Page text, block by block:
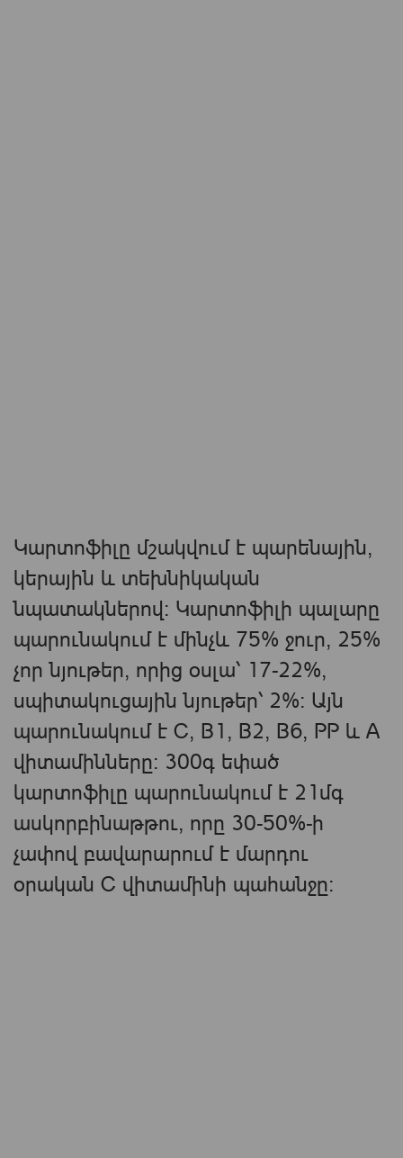
Կարտոֆիլը մշակվում է պարենային,
կերային և տեխնիկական
նպատակներով։ Կարտոֆիլի պալարը
պարունակում է մինչև 75% ջուր, 25%
չոր նյութեր, որից օսլա՝ 17-22%,
սպիտակուցային նյութեր՝ 2%։ Այն
պարունակում է C, B1, B2, B6, PP և A
վիտամինները։ 300գ եփած
կարտոֆիլը պարունակում է 21մգ
ասկորբինաթթու, որը 30-50%-ի
չափով բավարարում է մարդու
օրական C վիտամինի պահանջը։